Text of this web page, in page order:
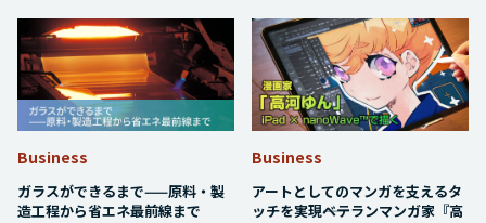
Business
ガラスができるまで——原料・製
造工程から省エネ最前線まで
Business
アートとしてのマンガを支えるタ
ッチを実現――ベテランマンガ家『高